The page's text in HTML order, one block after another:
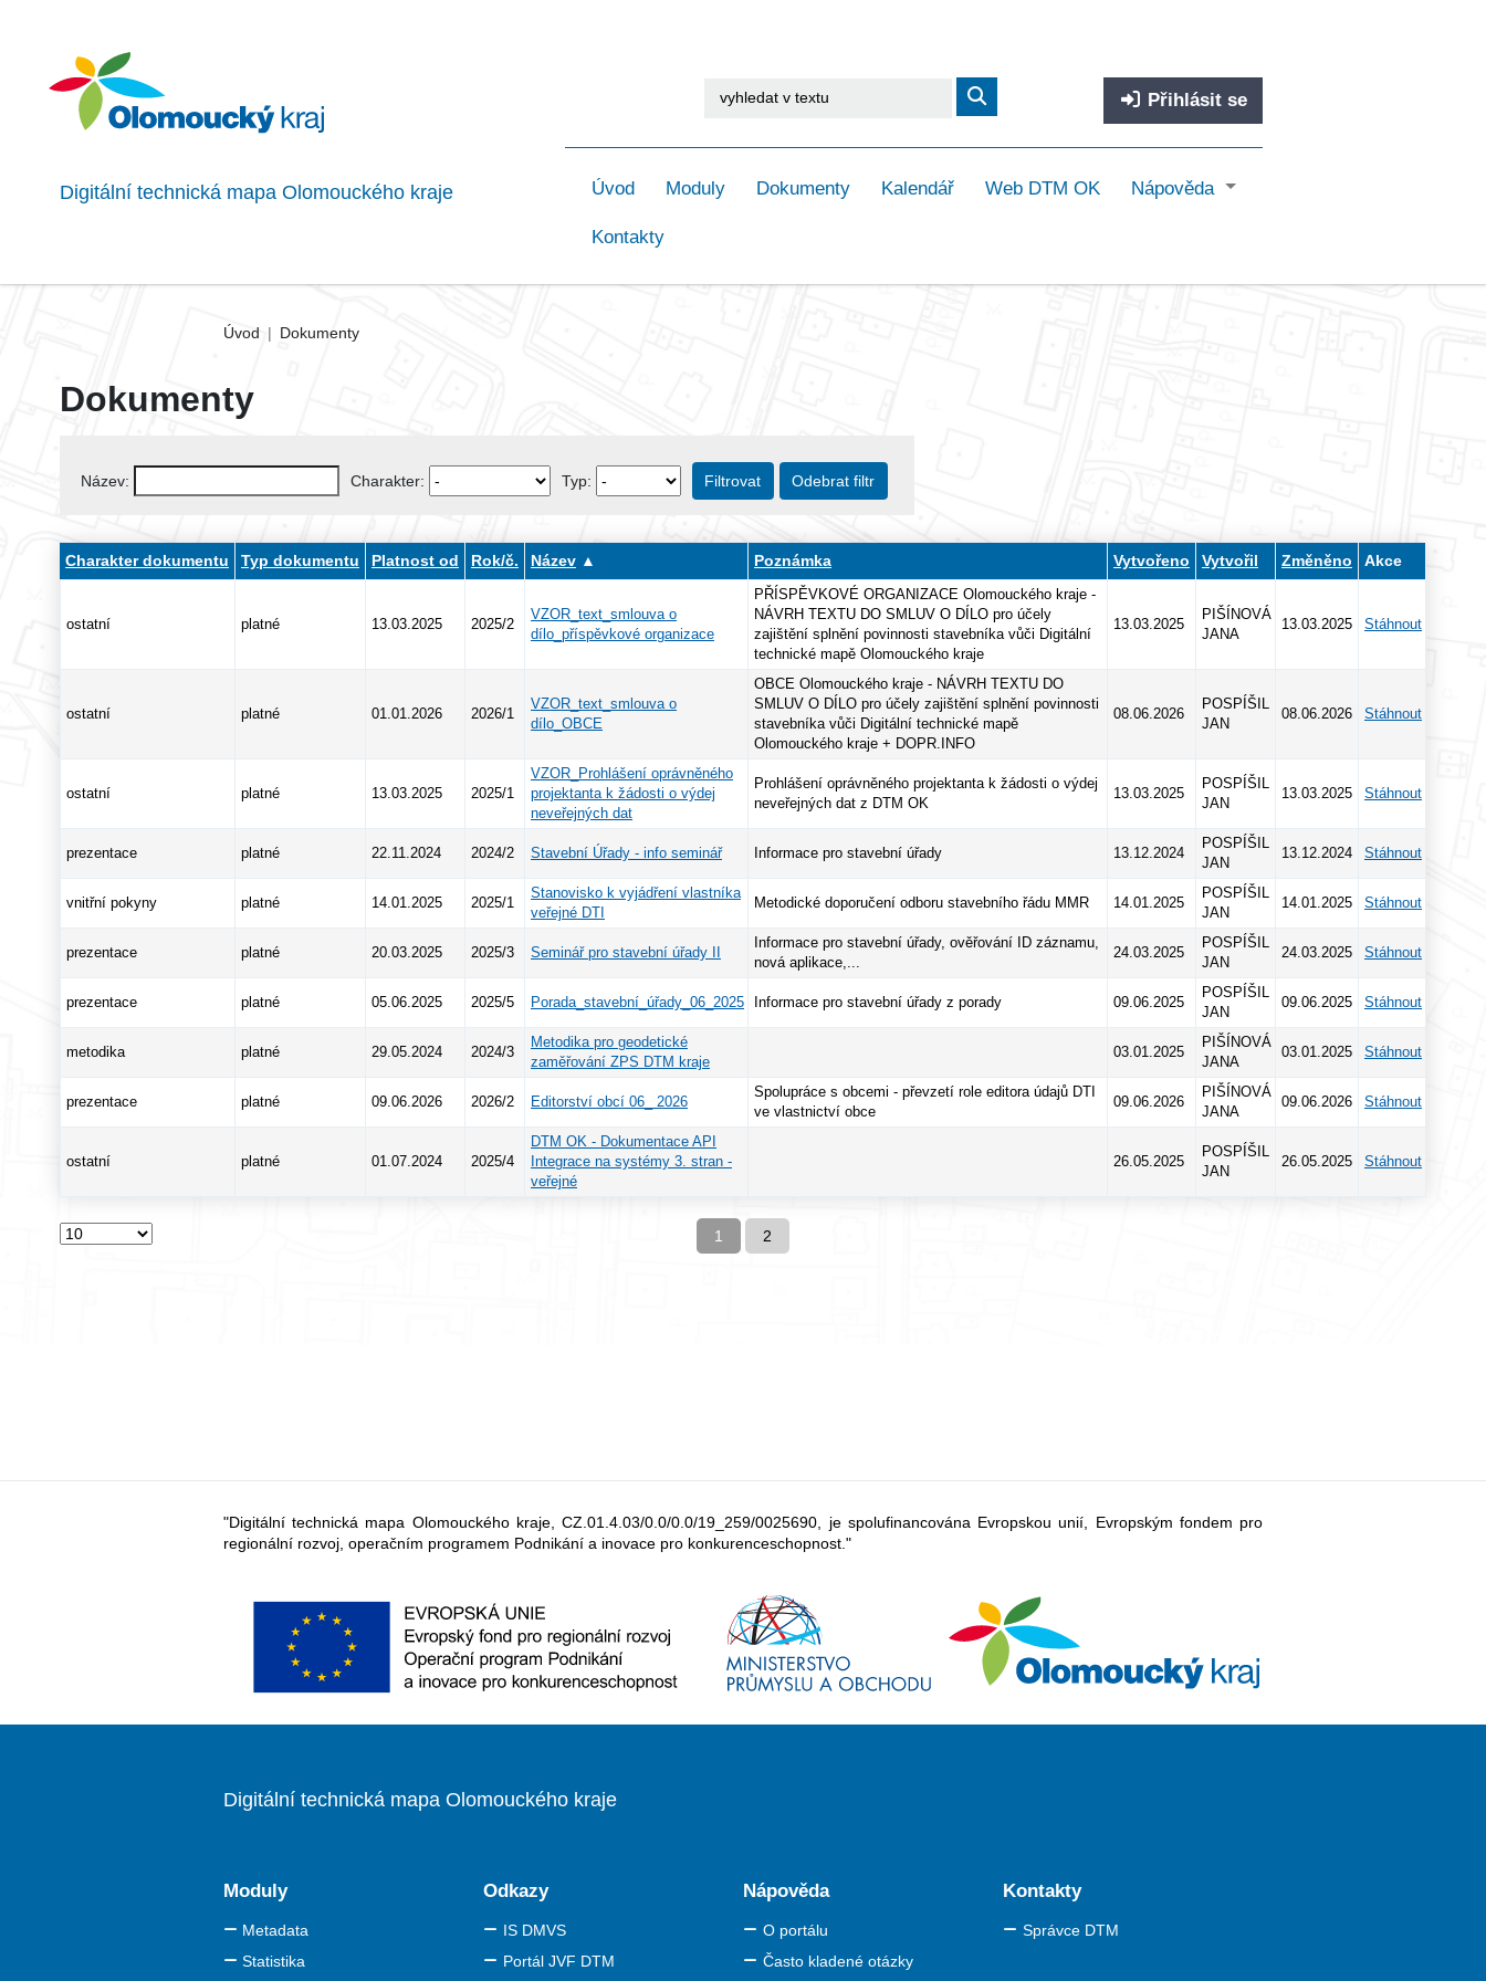
Digitální technická mapa Olomouckého kraje
Přihlásit se
Úvod Moduly Dokumenty Kalendář Web DTM OK Nápověda
Kontakty
Úvod Dokumenty
Dokumenty
Název: Charakter: Typ: Filtrovat Odebrat filtr
Charakter dokumentu Typ dokumentu Platnost od Rok/č. Název ▲ Poznámka Vytvořeno Vytvořil Změněno Akce
ostatní platné 13.03.2025 2025/2
VZOR_text_smlouva o
dílo_příspěvkové organizace
PŘÍSPĚVKOVÉ ORGANIZACE Olomouckého kraje -
NÁVRH TEXTU DO SMLUV O DÍLO pro účely
zajištění splnění povinnosti stavebníka vůči Digitální
technické mapě Olomouckého kraje
13.03.2025
PIŠÍNOVÁ
JANA
13.03.2025 Stáhnout
ostatní platné 01.01.2026 2026/1
VZOR_text_smlouva o
dílo_OBCE
OBCE Olomouckého kraje - NÁVRH TEXTU DO
SMLUV O DÍLO pro účely zajištění splnění povinnosti
stavebníka vůči Digitální technické mapě
Olomouckého kraje + DOPR.INFO
08.06.2026
POSPÍŠIL
JAN
08.06.2026 Stáhnout
ostatní platné 13.03.2025 2025/1
VZOR_Prohlášení oprávněného
projektanta k žádosti o výdej
neveřejných dat
Prohlášení oprávněného projektanta k žádosti o výdej
neveřejných dat z DTM OK
13.03.2025
POSPÍŠIL
JAN
13.03.2025 Stáhnout
prezentace platné 22.11.2024 2024/2 Stavební Úřady - info seminář Informace pro stavební úřady 13.12.2024
POSPÍŠIL
JAN
13.12.2024 Stáhnout
vnitřní pokyny platné 14.01.2025 2025/1
Stanovisko k vyjádření vlastníka
veřejné DTI
Metodické doporučení odboru stavebního řádu MMR 14.01.2025
POSPÍŠIL
JAN
14.01.2025 Stáhnout
prezentace platné 20.03.2025 2025/3 Seminář pro stavební úřady II
Informace pro stavební úřady, ověřování ID záznamu,
nová aplikace,...
24.03.2025
POSPÍŠIL
JAN
24.03.2025 Stáhnout
prezentace platné 05.06.2025 2025/5 Porada_stavební_úřady_06_2025 Informace pro stavební úřady z porady 09.06.2025
POSPÍŠIL
JAN
09.06.2025 Stáhnout
metodika platné 29.05.2024 2024/3
Metodika pro geodetické
zaměřování ZPS DTM kraje
03.01.2025
PIŠÍNOVÁ
JANA
03.01.2025 Stáhnout
prezentace platné 09.06.2026 2026/2 Editorství obcí 06_ 2026
Spolupráce s obcemi - převzetí role editora údajů DTI
ve vlastnictví obce
09.06.2026
PIŠÍNOVÁ
JANA
09.06.2026 Stáhnout
ostatní platné 01.07.2024 2025/4
DTM OK - Dokumentace API
Integrace na systémy 3. stran -
veřejné
26.05.2025
POSPÍŠIL
JAN
26.05.2025 Stáhnout
1 2
"Digitální technická mapa Olomouckého kraje, CZ.01.4.03/0.0/0.0/19_259/0025690, je spolufinancována Evropskou unií, Evropským fondem pro
regionální rozvoj, operačním programem Podnikání a inovace pro konkurenceschopnost."
Digitální technická mapa Olomouckého kraje
Moduly
Metadata
Statistika
Odkazy
IS DMVS
Portál JVF DTM
Nápověda
O portálu
Často kladené otázky
Kontakty
Správce DTM